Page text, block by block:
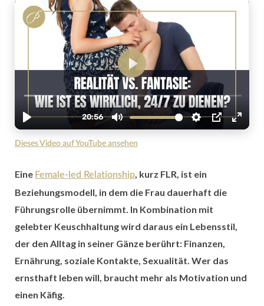
Dieses Video auf YouTube ansehen
Eine Female-led Relationship, kurz FLR, ist ein
Beziehungsmodell, in dem die Frau dauerhaft die
Führungsrolle übernimmt. In Kombination mit
gelebter Keuschhaltung wird daraus ein Lebensstil,
der den Alltag in seiner Gänze berührt: Finanzen,
Ernährung, soziale Kontakte, Sexualität. Wer das
ernsthaft leben will, braucht mehr als Motivation und
einen Käfig.